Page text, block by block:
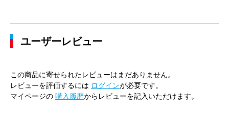
ユーザーレビュー
この商品に寄せられたレビューはまだありません。
レビューを評価するには ログインが必要です。
マイページの 購入履歴からレビューを記入いただけます。